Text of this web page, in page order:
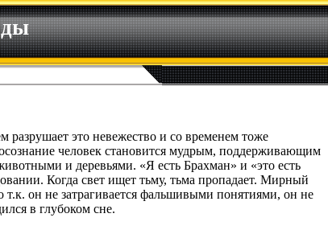
разрушает это невежество и со временем тоже
человек становится мудрым, поддерживающим
и деревьями. «Я есть Брахман» и «это есть
Когда свет ищет тьму, тьма пропадает. Мирный
он не затрагивается фальшивыми понятиями, он не
в глубоком сне.